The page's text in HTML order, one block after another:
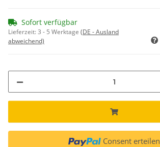
Sofort verfügbar
Lieferzeit:3 - 5 Werktage (DE - Ausland
abweichend)
Consent erteilen